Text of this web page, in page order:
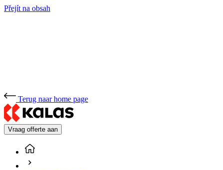
Přejít na obsah
Terug naar home page
Vraag offerte aan